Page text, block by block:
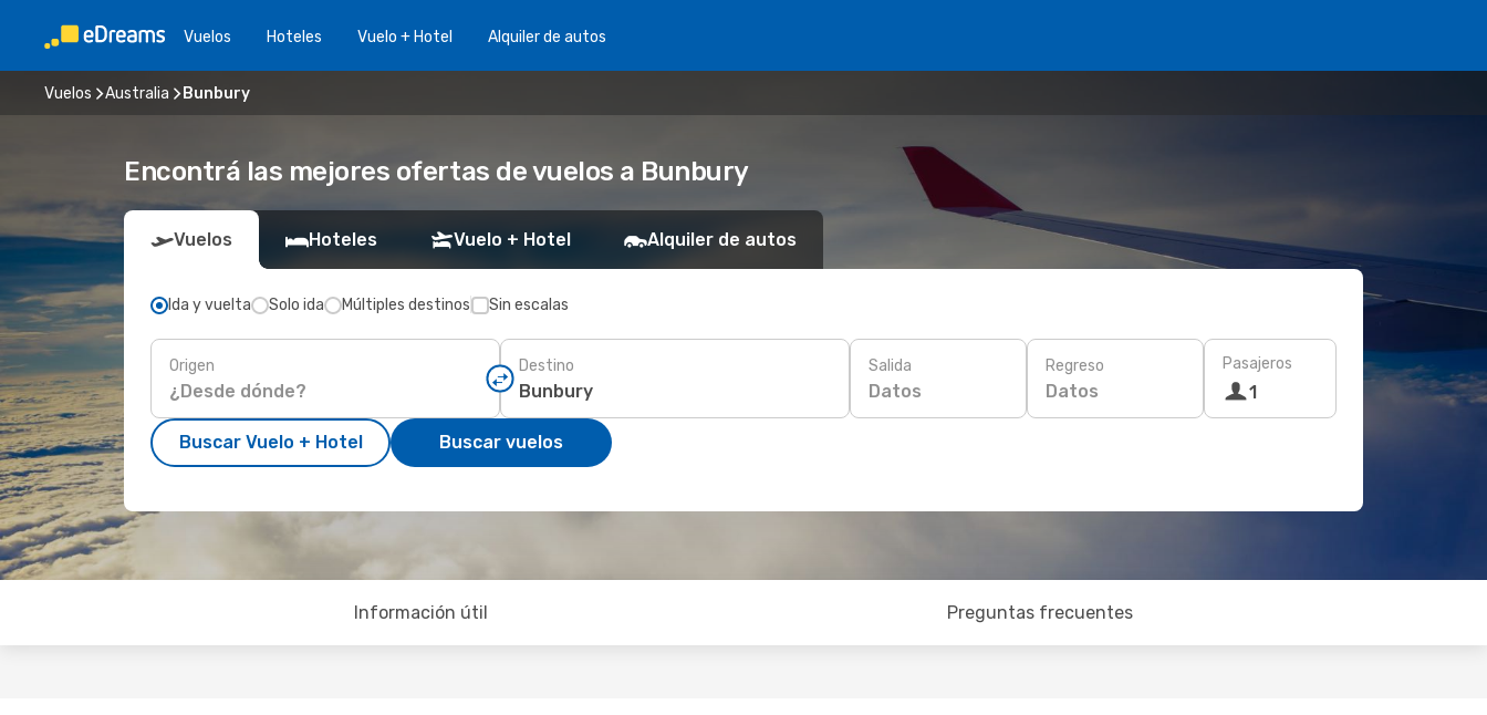
Vuelos Hoteles Vuelo + Hotel Alquiler de autos
Vuelos Australia Bunbury
Encontrá las mejores ofertas de vuelos a Bunbury
Vuelos Hoteles Vuelo + Hotel Alquiler de autos
Ida y vuelta Solo ida Múltiples destinos Sin escalas
Origen Destino Salida
Datos
Regreso
Datos
Pasajeros
1
Buscar Vuelo + Hotel Buscar vuelos
Información útil Preguntas frecuentes